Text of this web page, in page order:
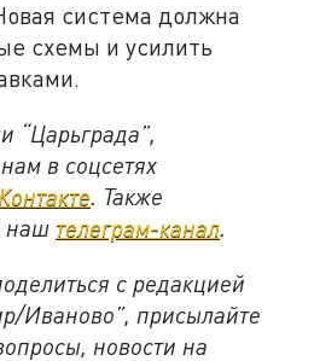
система должна
схемы и усилить
“Царьграда”,
в соцсетях
. Также
наш телеграм-канал.
с редакцией
Иваново”, присылайте
новости на